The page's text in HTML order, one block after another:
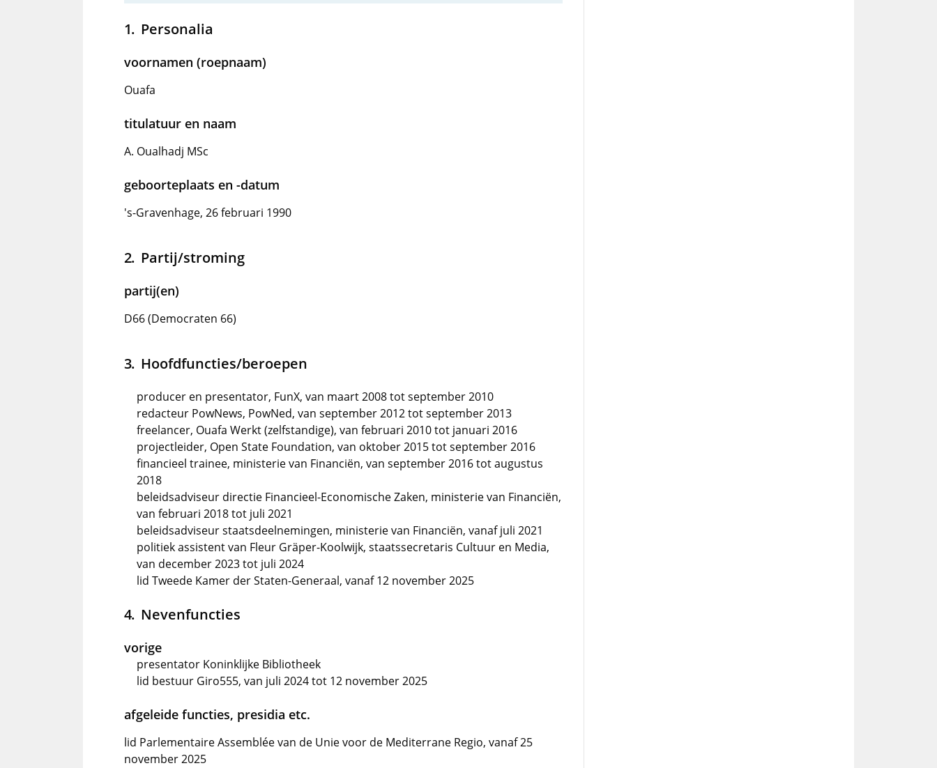
Personalia
voornamen (roepnaam)
Ouafa
titulatuur en naam
A. Oualhadj MSc
geboorteplaats en -datum
's-Gravenhage, 26 februari 1990
Partij/stroming
partij(en)
D66 (Democraten 66)
Hoofdfuncties/beroepen
producer en presentator, FunX, van maart 2008 tot september 2010
redacteur PowNews, PowNed, van september 2012 tot september 2013
freelancer, Ouafa Werkt (zelfstandige), van februari 2010 tot januari 2016
projectleider, Open State Foundation, van oktober 2015 tot september 2016
financieel trainee, ministerie van Financiën, van september 2016 tot augustus
2018
beleidsadviseur directie Financieel-Economische Zaken, ministerie van Financiën,
van februari 2018 tot juli 2021
beleidsadviseur staatsdeelnemingen, ministerie van Financiën, vanaf juli 2021
politiek assistent van Fleur Gräper-Koolwijk, staatssecretaris Cultuur en Media,
van december 2023 tot juli 2024
lid Tweede Kamer der Staten-Generaal, vanaf 12 november 2025
Nevenfuncties
vorige
presentator Koninklijke Bibliotheek
lid bestuur Giro555, van juli 2024 tot 12 november 2025
afgeleide functies, presidia etc.
lid Parlementaire Assemblée van de Unie voor de Mediterrane Regio, vanaf 25
november 2025